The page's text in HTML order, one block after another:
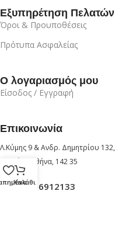
Εξυπηρέτηση Πελατών
Όροι & Προυποθέσεις
Πρότυπα Ασφαλείας
Ο λογαριασμός μου
Είσοδος / Εγγραφή
Επικοινωνία
Λ.Κύμης 9 & Ανδρ. Δημητρίου 132,
Ν.Ιωνία - Αθήνα, 142 35
+30 210 6912133
Καλάθι